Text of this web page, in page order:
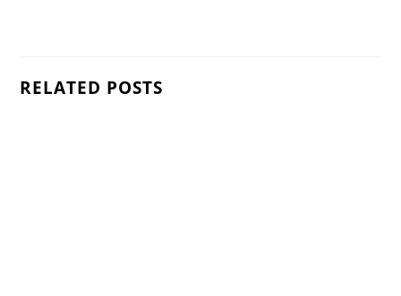
RELATED POSTS